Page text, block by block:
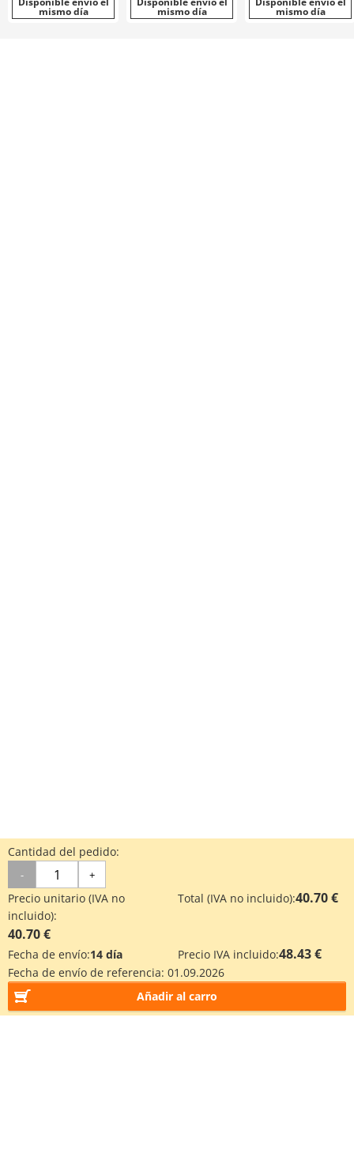
mismo día
profunda /
mismo día mismo día
Cantidad del pedido:
- +
Precio unitario (IVA no
incluido):
40.70 €
Total (IVA no incluido):40.70 €
Fecha de envío:14 día Precio IVA incluido:48.43 €
Fecha de envío de referencia: 01.09.2026
Añadir al carro